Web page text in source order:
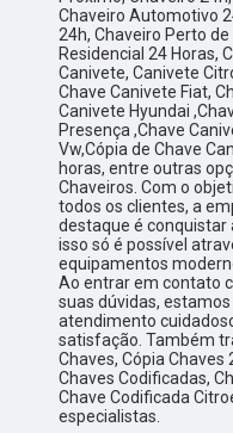
Chaveiro Automotivo
24h, Chaveiro Perto
Residencial 24 Horas,
Canivete, Canivete
Chave Canivete Fiat,
Canivete Hyundai
Presença ,Chave
Vw,Cópia de Chave
horas, entre outras
Chaveiros. Com o
todos os clientes, a
destaque é conquistar
isso só é possível
equipamentos
Ao entrar em contato
suas dúvidas,
atendimento
satisfação. Também
Chaves, Cópia Chaves
Chaves Codificadas,
Chave Codificada
especialistas.